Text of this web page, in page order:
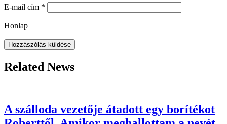
E-mail cím *
Honlap
Related News
A szálloda vezetője átadott egy borítékot